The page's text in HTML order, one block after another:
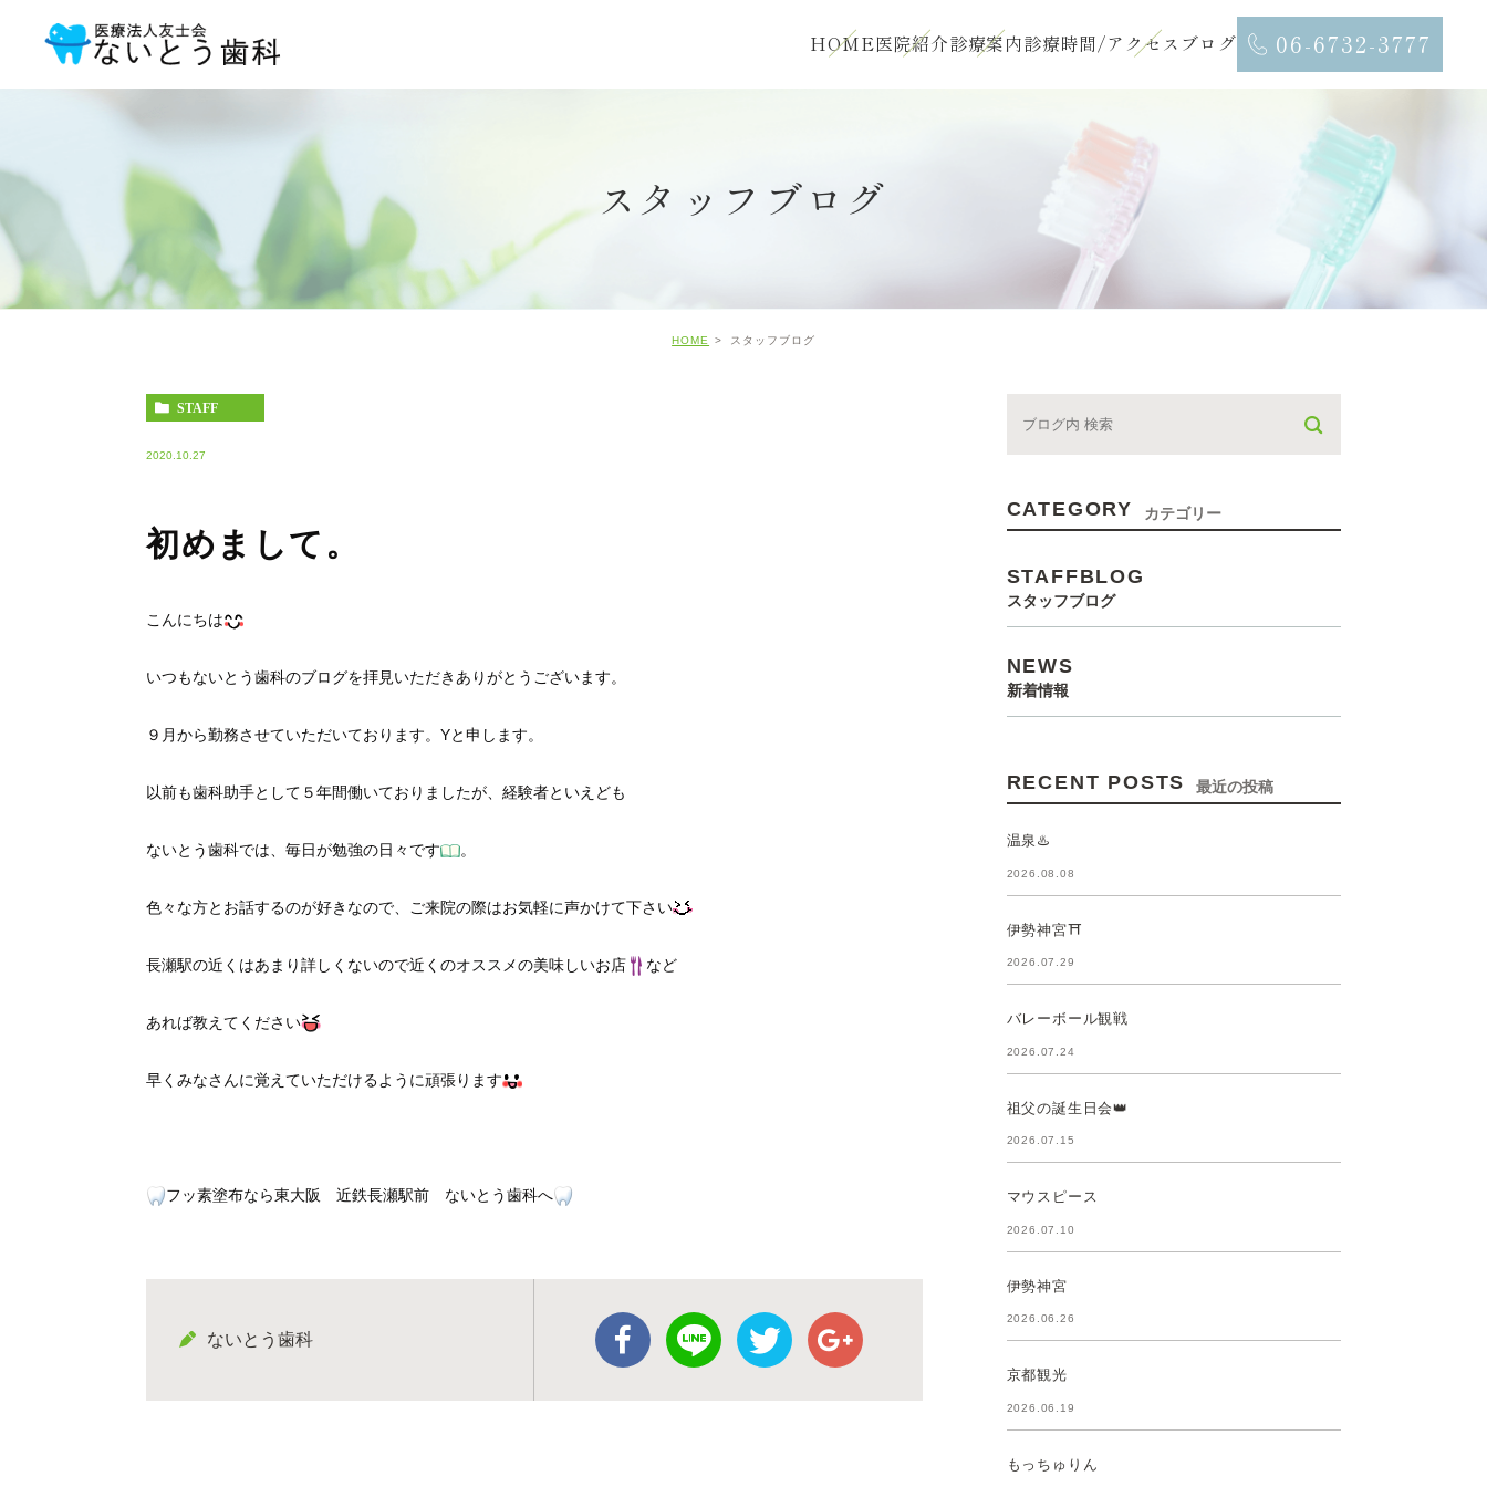
HOME医院紹介診療案内診療時間/アクセス ブログ 06-6732-3777
スタッフブログ
HOME スタッフブログ
STAFF
2020.10.27
初めまして。
こんにちは
いつもないとう歯科のブログを拝見いただきありがとうございます。
９月から勤務させていただいております。Yと申します。
以前も歯科助手として５年間働いておりましたが、経験者といえども
ないとう歯科では、毎日が勉強の日々です 。
色々な方とお話するのが好きなので、ご来院の際はお気軽に声かけて下さい
長瀬駅の近くはあまり詳しくないので近くのオススメの美味しいお店 など
あれば教えてください
早くみなさんに覚えていただけるように頑張ります
フッ素塗布なら東大阪 近鉄長瀬駅前 ないとう歯科へ
ないとう歯科
CATEGORY カテゴリー
STAFFBLOG
スタッフブログ
NEWS
新着情報
RECENT POSTS 最近の投稿
温泉♨️
2026.08.08
伊勢神宮⛩️
2026.07.29
バレーボール観戦
2026.07.24
祖父の誕生日会👑
2026.07.15
マウスピース
2026.07.10
伊勢神宮
2026.06.26
京都観光
2026.06.19
もっちゅりん